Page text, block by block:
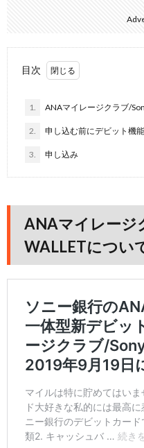
目次
1. ANAマイレージクラブ/
2. 申し込む前にデビット機
3. 申し込み
ANAマイレージ
WALLETについ